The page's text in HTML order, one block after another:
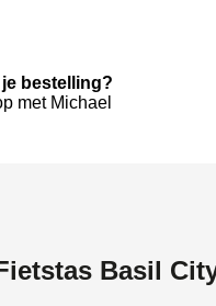
bestelling?
met Michael
Basil